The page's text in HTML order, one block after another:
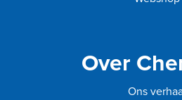
Over
Ons